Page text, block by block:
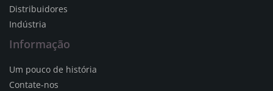
Distribuidores
Indústria
Informação
Um pouco de história
Contate-nos